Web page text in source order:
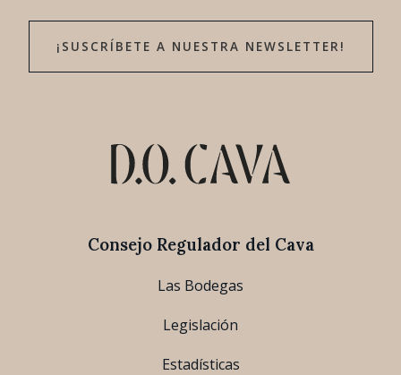
¡SUSCRÍBETE A NUESTRA NEWSLETTER!
Consejo Regulador del Cava
Las Bodegas
Legislación
Estadísticas